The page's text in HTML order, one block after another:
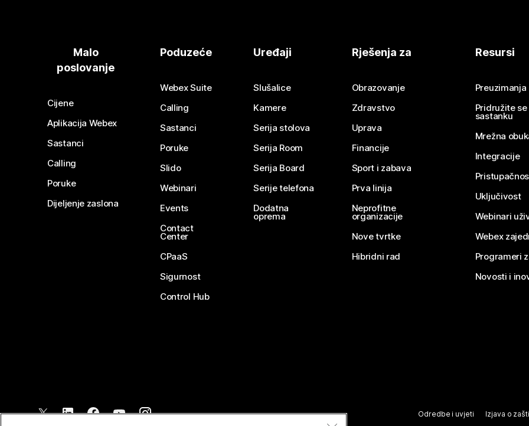
Malo
poslovanje
Cijene
Aplikacija Webex
Sastanci
Calling
Poruke
Dijeljenje zaslona
Poduzeće
Webex Suite
Calling
Sastanci
Poruke
Slido
Webinari
Events
Contact
Center
CPaaS
Sigurnost
Control Hub
Uređaji
Slušalice
Kamere
Serija stolova
Serija Room
Serija Board
Serije telefona
Dodatna
oprema
Rješenja za
Obrazovanje
Zdravstvo
Uprava
Financije
Sport i zabava
Prva linija
Neprofitne
organizacije
Nove tvrtke
Hibridni rad
Resursi
Preuzimanja
Pridružite
sastanku
Mrežna
Integracije
Uključivost
Webinari
Webex
Programeri
Novosti i
Odredbe i uvjeti Izjava o